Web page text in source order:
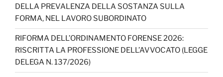
DELLA PREVALENZA DELLA SOSTANZA SULLA
FORMA, NEL LAVORO SUBORDINATO
RIFORMA DELL’ORDINAMENTO FORENSE 2026:
RISCRITTA LA PROFESSIONE DELL’AVVOCATO (LEGGE
DELEGA N. 137/2026)